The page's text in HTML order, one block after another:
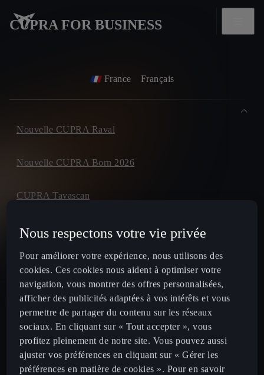
CUPRA FOR BUSINESS
France Français
Nouvelle CUPRA Raval
Nouvelle CUPRA Born 2026
CUPRA Tavascan
CUPRA Terramar
CUPRA Formentor
CUPRA Leon
CUPRA Leon Sportstourer
CUPRA Ateca 2020
Nous respectons votre vie privée
Pour améliorer votre expérience, nous utilisons des
cookies. Ces cookies nous aident à optimiser votre
navigation, vous montrer des offres personnalisées,
afficher des publicités adaptées à vos intérêts et vous
permettre de partager du contenu sur les réseaux
sociaux. En cliquant sur « Tout accepter », vous
profitez pleinement de notre site. Vous pouvez aussi
ajuster vos préférences en cliquant sur « Gérer les
préférences en matière de cookies ». Pour en savoir